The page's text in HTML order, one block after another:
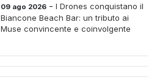
09 ago 2026 -I Drones conquistano il
Biancone Beach Bar: un tributo ai
Muse convincente e coinvolgente